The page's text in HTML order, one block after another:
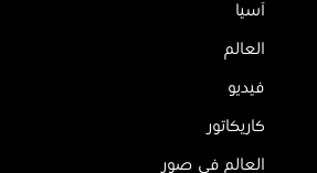
آسيا
العالم
فيديو
كاريكاتور
العالم في صور